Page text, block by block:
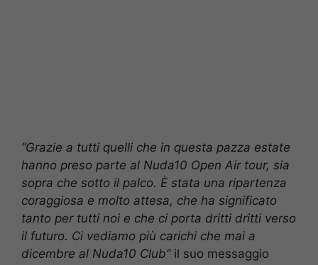
“Grazie a tutti quelli che in questa pazza estate
hanno preso parte al Nuda10 Open Air tour, sia
sopra che sotto il palco. È stata una ripartenza
coraggiosa e molto attesa, che ha significato
tanto per tutti noi e che ci porta dritti dritti verso
il futuro. Ci vediamo più carichi che mai a
dicembre al Nuda10 Club”il suo messaggio